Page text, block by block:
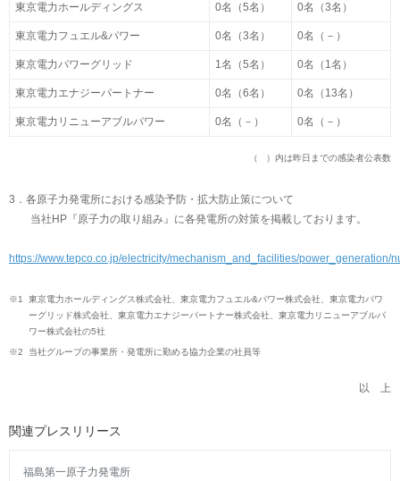
東京電力ホールディングス 0名（5名） 0名（3名）
東京電力フュエル&パワー 0名（3名） 0名（－）
東京電力パワーグリッド 1名（5名） 0名（1名）
東京電力エナジーパートナー 0名（6名） 0名（13名）
東京電力リニューアブルパワー 0名（－） 0名（－）
（ ）内は昨日までの感染者公表数
3．各原子力発電所における感染予防・拡大防止策について
当社HP『原子力の取り組み』に各発電所の対策を掲載しております。
https://www.tepco.co.jp/electricity/mechanism_and_facilities/power_generation/
※1 東京電力ホールディングス株式会社、東京電力フュエル&パワー株式会社、東京電力パワ
ーグリッド株式会社、東京電力エナジーパートナー株式会社、東京電力リニューアブルパ
ワー株式会社の5社
※2 当社グループの事業所・発電所に勤める協力企業の社員等
以 上
関連プレスリリース
福島第一原子力発電所